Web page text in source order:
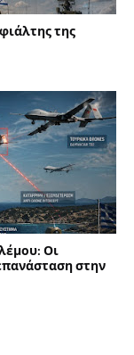
της
Οι
στην